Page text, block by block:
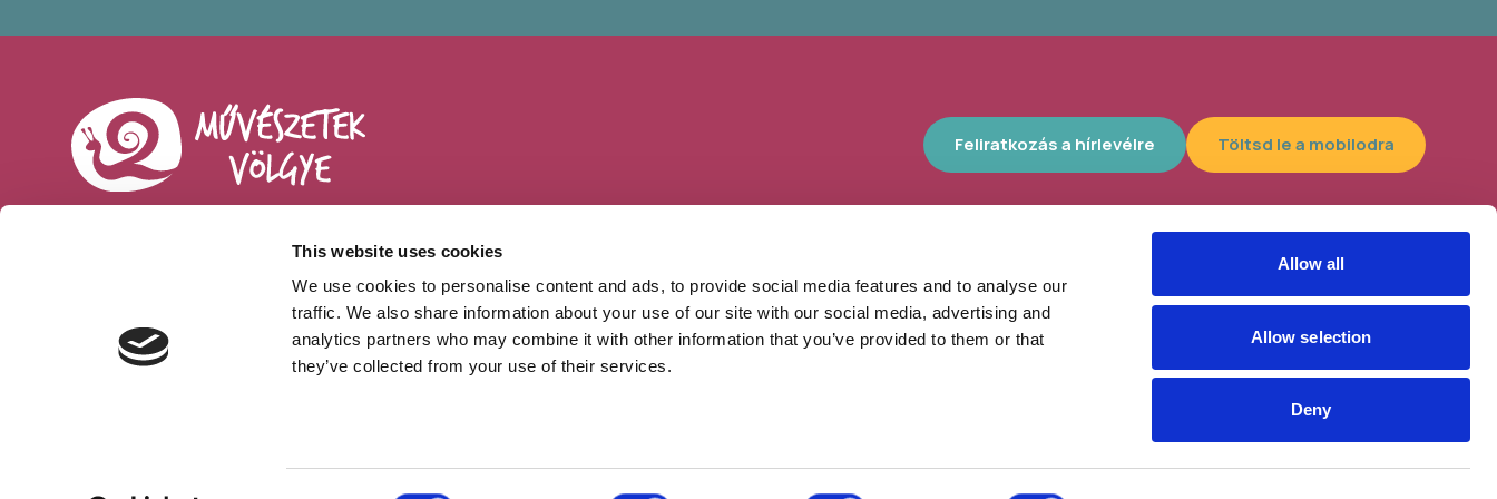
This website uses cookies
We use cookies to personalise content and ads, to provide social media features and to analyse our
traffic. We also share information about your use of our site with our social media, advertising and
analytics partners who may combine it with other information that you’ve provided to them or that
they’ve collected from your use of their services.
Allow all
Allow selection
Deny
Feliratkozás a hírlevélre Töltsd le a mobilodra
10 nap, 140 ezer látogató, 40 helyszín, 4300
program – számokban így festett az idei
Művészetek Völgye
Helybe visszük az ügyintézést!